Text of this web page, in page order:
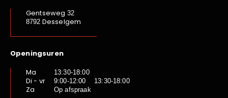
Gentseweg 32
8792 Desselgem
Openingsuren
Ma
13:30-18:00
Di - vr 9:00-12:00 13:30-18:00
Za Op afspraak